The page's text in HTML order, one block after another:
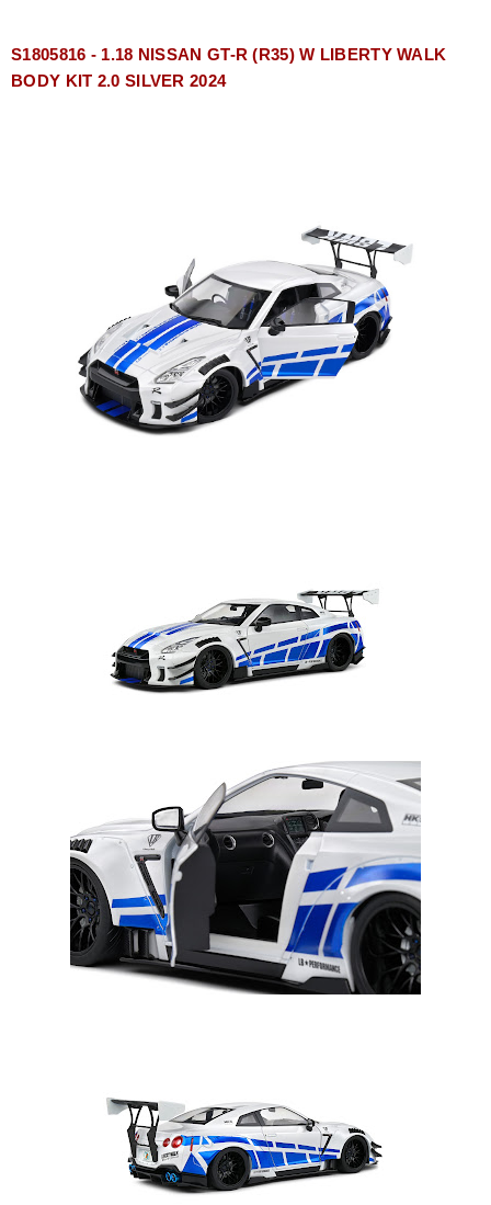
S1805816 - 1.18 NISSAN GT-R (R35) W LIBERTY WALK
BODY KIT 2.0 SILVER 2024